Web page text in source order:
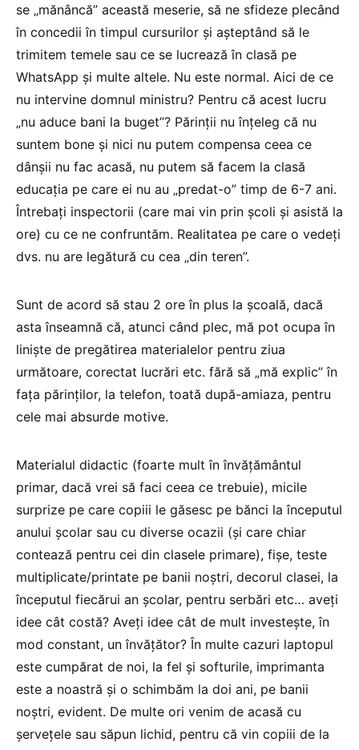
se „mănâncă” această meserie, să ne sfideze plecând
în concedii în timpul cursurilor și așteptând să le
trimitem temele sau ce se lucrează în clasă pe
WhatsApp și multe altele. Nu este normal. Aici de ce
nu intervine domnul ministru? Pentru că acest lucru
„nu aduce bani la buget”? Părinții nu înțeleg că nu
suntem bone și nici nu putem compensa ceea ce
dânșii nu fac acasă, nu putem să facem la clasă
educația pe care ei nu au „predat-o” timp de 6-7 ani.
Întrebați inspectorii (care mai vin prin școli și asistă la
ore) cu ce ne confruntăm. Realitatea pe care o vedeți
dvs. nu are legătură cu cea „din teren”.
Sunt de acord să stau 2 ore în plus la școală, dacă
asta înseamnă că, atunci când plec, mă pot ocupa în
liniște de pregătirea materialelor pentru ziua
următoare, corectat lucrări etc. fără să „mă explic” în
fața părinților, la telefon, toată după-amiaza, pentru
cele mai absurde motive.
Materialul didactic (foarte mult în învățământul
primar, dacă vrei să faci ceea ce trebuie), micile
surprize pe care copiii le găsesc pe bănci la începutul
anului școlar sau cu diverse ocazii (și care chiar
contează pentru cei din clasele primare), fișe, teste
multiplicate/printate pe banii noștri, decorul clasei, la
începutul fiecărui an școlar, pentru serbări etc… aveți
idee cât costă? Aveți idee cât de mult investește, în
mod constant, un învățător? În multe cazuri laptopul
este cumpărat de noi, la fel și softurile, imprimanta
este a noastră și o schimbăm la doi ani, pe banii
noștri, evident. De multe ori venim de acasă cu
șervețele sau săpun lichid, pentru că vin copiii de la